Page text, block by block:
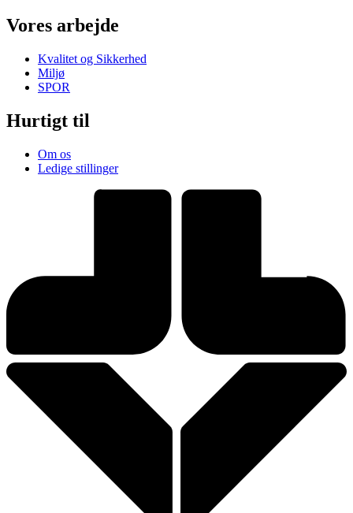
Vores arbejde
Kvalitet og Sikkerhed
Miljø
SPOR
Hurtigt til
Om os
Ledige stillinger